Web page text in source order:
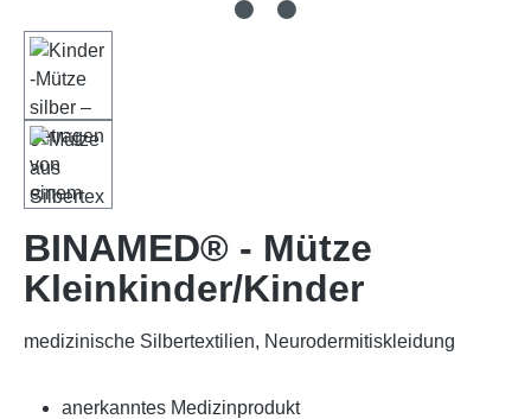
BINAMED® - Mütze
Kleinkinder/Kinder
medizinische Silbertextilien, Neurodermitiskleidung
anerkanntes Medizinprodukt